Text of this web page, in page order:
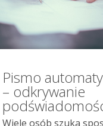
Pismo
– odkrywanie
Wiele osób szuka